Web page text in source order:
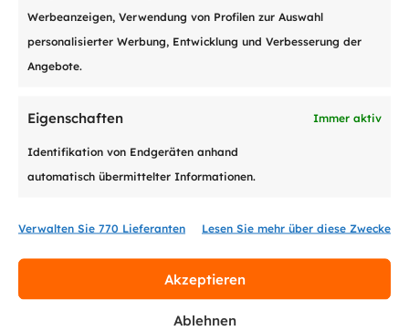
Werbeanzeigen, Verwendung von Profilen zur Auswahl
personalisierter Werbung, Entwicklung und Verbesserung der
Angebote.
Eigenschaften Immer aktiv
Identifikation von Endgeräten anhand
automatisch übermittelter Informationen.
Verwalten Sie 770 Lieferanten Lesen Sie mehr über diese Zwecke
Akzeptieren
Ablehnen
Gratis-Inkasso
Forderungen
Mehr dazu